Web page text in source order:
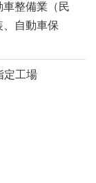
整備業（民
、自動車保
工場